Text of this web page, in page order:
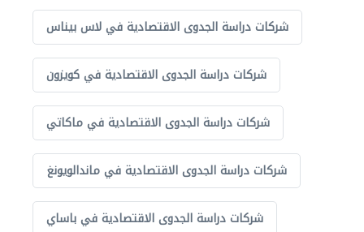
شركات دراسة الجدوى الاقتصادية في لاس بيناس
شركات دراسة الجدوى الاقتصادية في كويزون
شركات دراسة الجدوى الاقتصادية في ماكاتي
شركات دراسة الجدوى الاقتصادية في ماندالويونغ
شركات دراسة الجدوى الاقتصادية في باساي